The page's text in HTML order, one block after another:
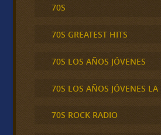
70S
70S GREATEST HITS
70S LOS AÑOS JÓVENES
70S LOS AÑOS JÓVENES LA
70S ROCK RADIO